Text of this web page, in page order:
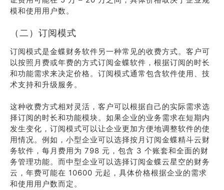
模和使用用户数。
（二）订阅模式
订阅模式是金蝶财务软件另一种常见的收费方式。客户可
以按照月费或年费的方式订阅金蝶软件，根据订阅的时长
和功能需求来决定价格。订阅模式通常包含软件使用、技
术支持和升级服务。
这种收费方式相对灵活，客户可以根据自己的实际需求选
择订阅的时长和功能模块。如果企业的业务需求在短期内
发生变化，订阅模式可以让企业更加方便地调整软件的使
用情况。例如，小型企业可以选择按月订阅金蝶精斗云财
务软件，每月费用为 798 元，包含 3 个账套和全面的财
务管理功能。而中型企业可以选择订阅金蝶云星空的财务
云，年费可能在 10600 元起，具体价格根据企业的需求
和使用用户数而定。